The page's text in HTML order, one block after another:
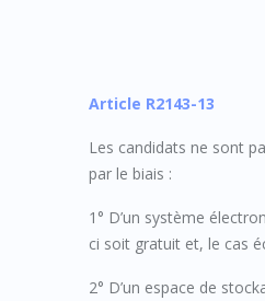
Article R2143-13
Les candidats ne sont
par le biais :
1° D’un système
ci soit gratuit et, le cas
2° D’un espace de